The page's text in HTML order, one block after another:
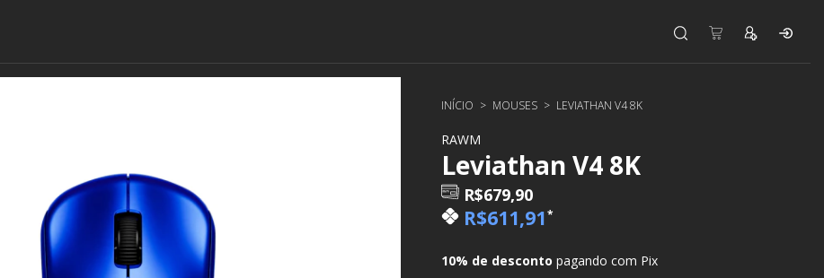
INÍCIO > MOUSES > LEVIATHAN V4 8K
RAWM
Leviathan V4 8K
R$679,90
R$611,91*
10% de desconto pagando com Pix